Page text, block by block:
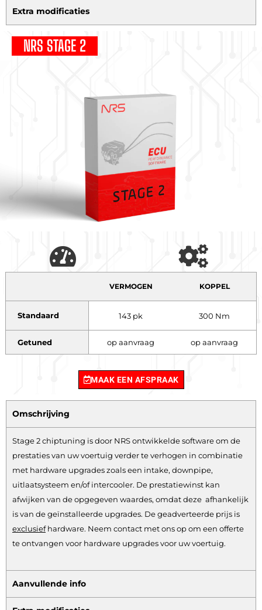
Extra modificaties
NRS STAGE 2
VERMOGEN KOPPEL
Standaard 143 pk 300 Nm
Getuned op aanvraag op aanvraag
MAAK EEN AFSPRAAK
Omschrijving
Stage 2 chiptuning is door NRS ontwikkelde software om de
prestaties van uw voertuig verder te verhogen in combinatie
met hardware upgrades zoals een intake, downpipe,
uitlaatsysteem en/of intercooler. De prestatiewinst kan
afwijken van de opgegeven waardes, omdat deze afhankelijk
is van de geïnstalleerde upgrades. De geadverteerde prijs is
exclusiefhardware. Neem contact met ons op om een offerte
te ontvangen voor hardware upgrades voor uw voertuig.
Aanvullende info